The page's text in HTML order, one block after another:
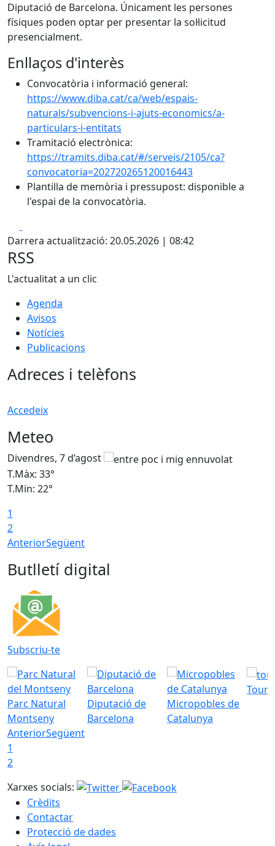
Diputació de Barcelona. Únicament les persones
físiques poden optar per presentar la sol·licitud
presencialment.
Enllaços d'interès
Convocatòria i informació general:
https://www.diba.cat/ca/web/espais-
naturals/subvencions-i-ajuts-economics/a-
particulars-i-entitats
Tramitació electrònica:
https://tramits.diba.cat/#/serveis/2105/ca?
convocatoria=202720265120016443
Plantilla de memòria i pressupost: disponible a
l'espai de la convocatòria.
Darrera actualització: 20.05.2026 | 08:42
RSS
L'actualitat a un clic
Agenda
Avisos
Notícies
Publicacions
Adreces i telèfons
Accedeix
Meteo
Divendres, 7 d’agost
T.Màx: 33°
T.Min: 22°
1
2
AnteriorSegüent
Butlletí digital
Subscriu-te
Parc Natural
Montseny
Diputació de
Barcelona
Micropobles de
Catalunya
AnteriorSegüent
1
2
Xarxes socials:
Crèdits
Contactar
Protecció de dades